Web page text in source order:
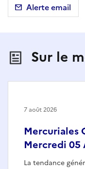
Alerte email
Sur le
Mercuriales
Mercredi 05
La tendance
7 août 2026